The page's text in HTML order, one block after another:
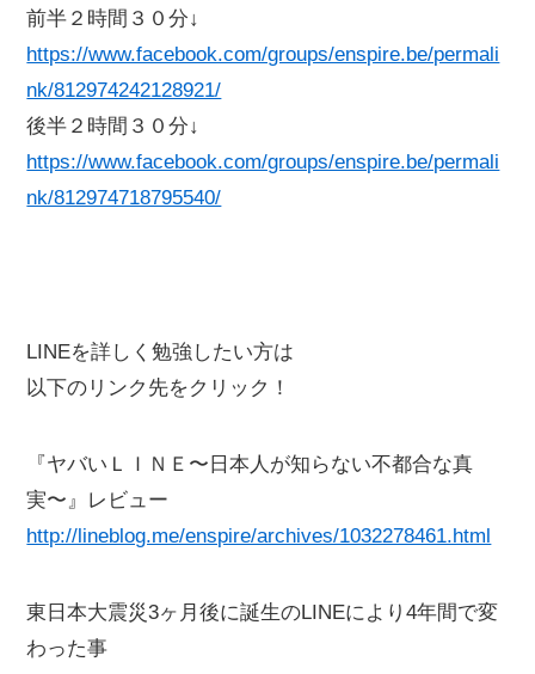
前半２時間３０分↓
https://www.facebook.com/groups/enspire.be/permali
nk/812974242128921/
後半２時間３０分↓
https://www.facebook.com/groups/enspire.be/permali
nk/812974718795540/
LINEを詳しく勉強したい方は
以下のリンク先をクリック！
『ヤバいＬＩＮＥ〜日本人が知らない不都合な真
実〜』レビュー
http://lineblog.me/enspire/archives/1032278461.html
東日本大震災3ヶ月後に誕生のLINEにより4年間で変
わった事